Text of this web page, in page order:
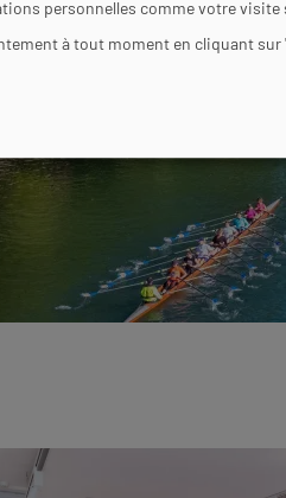
personnelles comme votre
à tout moment en cliquant